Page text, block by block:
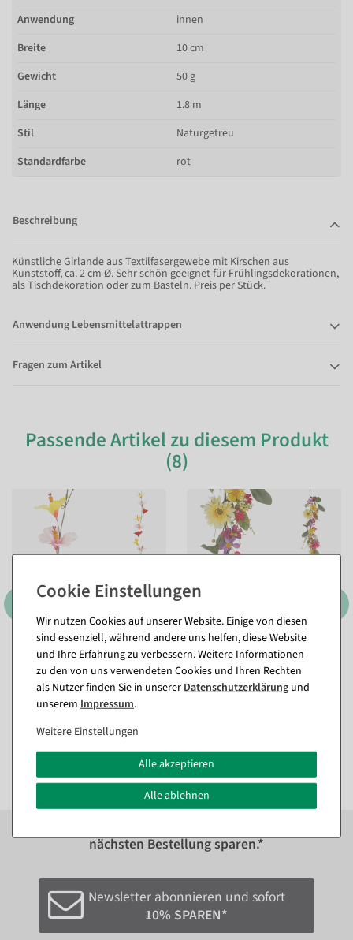
Anwendung
innen
Breite
10 cm
Gewicht
50 g
Länge
1.8 m
Stil
Naturgetreu
Standardfarbe
rot
Beschreibung
Künstliche Girlande aus Textilfasergewebe mit Kirschen aus
Kunststoff, ca. 2 cm Ø. Sehr schön geeignet für Frühlingsdekorationen,
als Tischdekoration oder zum Basteln. Preis per Stück.
Anwendung Lebensmittelattrappen
Fragen zum Artikel
Passende Artikel zu diesem Produkt
(8)
Bunte künstliche Hibiskus
Girlande 180 cm
Sofort versandfähig.
18,98 €
15,95 EUR zzgl. ges. MwSt.
Künstliche Gerbera-
Feldblumen-Girlande, 140
cm
32,95 EUR zzgl. ges. MwSt.
nächsten Bestellung sparen.*
Newsletter abonnieren und sofort
10% SPAREN*
Wir nutzen Cookies auf unserer Website. Einige von diesen
sind essenziell, während andere uns helfen, diese Website
und Ihre Erfahrung zu verbessern. Weitere Informationen
zu den von uns verwendeten Cookies und Ihren Rechten
als Nutzer finden Sie in unsererDaten­schutz­erklärung und
unserem Impressum.
Weitere Einstellungen
Alle akzeptieren
Alle ablehnen